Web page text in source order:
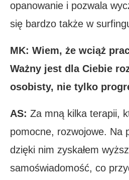
opanowanie i pozwala
się bardzo także w
MK: Wiem, że wciąż
Ważny jest dla Ciebie
osobisty, nie tylko
AS: Za mną kilka terapii,
pomocne, rozwojowe. Na
dzięki nim zyskałem
samoświadomość, co